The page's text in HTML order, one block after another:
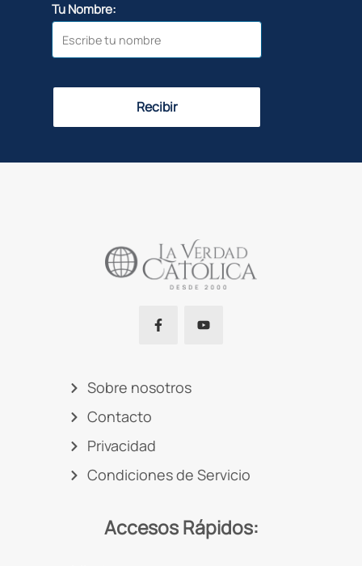
Tu Nombre:
Recibir
Sobre nosotros
Contacto
Privacidad
Condiciones de Servicio
Accesos Rápidos: